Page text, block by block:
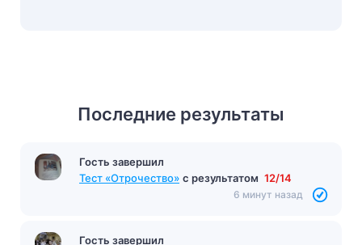
Последние результаты
Гость завершил
Тест «Отрочество» с результатом 12/14
6 минут назад
Гость завершил